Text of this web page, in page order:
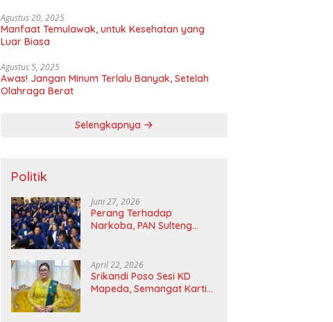
Agustus 20, 2025
Manfaat Temulawak, untuk Kesehatan yang
Luar Biasa
Agustus 5, 2025
Awas! Jangan Minum Terlalu Banyak, Setelah
Olahraga Berat
Selengkapnya
Politik
Juni 27, 2026
Perang Terhadap
Narkoba, PAN Sulteng
DPD
April 22, 2026
Srikandi Poso Sesi KD
Mapeda, Semangat Kartini